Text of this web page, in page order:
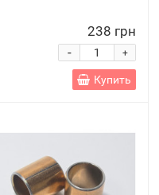
238 грн
+
-
Купить